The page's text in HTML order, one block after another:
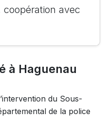
avec
à Haguenau
du Sous-
de la police